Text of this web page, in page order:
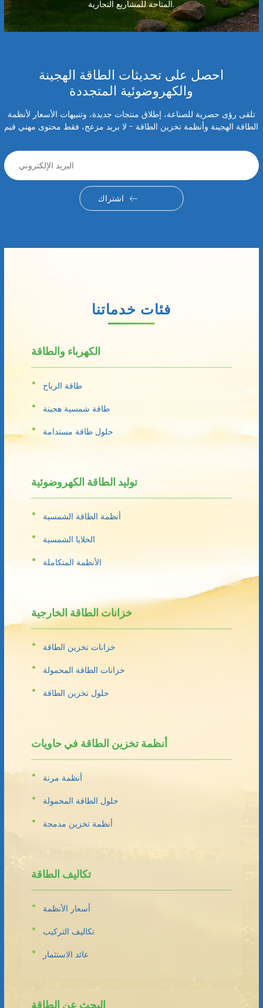
المتاحة للمشاريع التجارية.
احصل على تحديثات الطاقة الهجينة
والكهروضوئية المتجددة
تلقى رؤى حصرية للصناعة، إطلاق منتجات جديدة، وتنبيهات الأسعار لأنظمة
الطاقة الهجينة وأنظمة تخزين الطاقة - لا بريد مزعج، فقط محتوى مهني قيم
اشتراك
فئات خدماتنا
الكهرباء والطاقة
طاقة الرياح
طاقة شمسية هجينة
حلول طاقة مستدامة
توليد الطاقة الكهروضوئية
أنظمة الطاقة الشمسية
الخلايا الشمسية
الأنظمة المتكاملة
خزانات الطاقة الخارجية
خزانات تخزين الطاقة
خزانات الطاقة المحمولة
حلول تخزين الطاقة
أنظمة تخزين الطاقة في حاويات
أنظمة مرنة
حلول الطاقة المحمولة
أنظمة تخزين مدمجة
تكاليف الطاقة
أسعار الأنظمة
تكاليف التركيب
عائد الاستثمار
البحث عن الطاقة